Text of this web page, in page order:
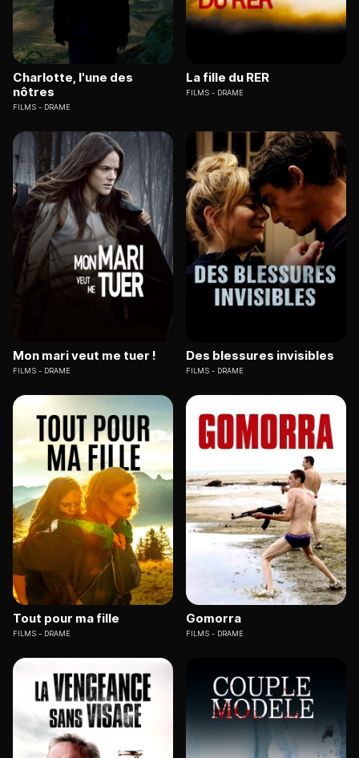
Charlotte, l'une des
nôtres
FILMS DRAME
La fille du RER
FILMS DRAME
Mon mari veut me tuer !
FILMS DRAME
Des blessures invisibles
FILMS DRAME
Tout pour ma fille
FILMS DRAME
Gomorra
FILMS DRAME